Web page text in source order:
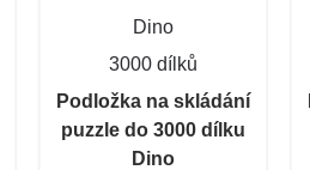
Dino
3000 dílků
Podložka na skládání
puzzle do 3000 dílku
Dino